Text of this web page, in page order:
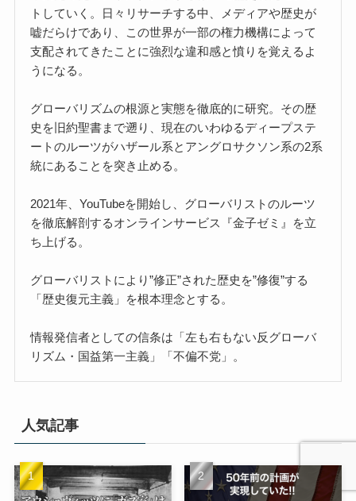
トしていく。日々リサーチする中、メディアや歴史が
嘘だらけであり、この世界が一部の権力機構によって
支配されてきたことに強烈な違和感と憤りを覚えるよ
うになる。
グローバリズムの根源と実態を徹底的に研究。その歴
史を旧約聖書まで遡り、現在のいわゆるディープステ
ートのルーツがハザール系とアングロサクソン系の2系
統にあることを突き止める。
2021年、YouTubeを開始し、グローバリストのルーツ
を徹底解剖するオンラインサービス『金子ゼミ』を立
ち上げる。
グローバリストにより”修正”された歴史を”修復”する
「歴史復元主義」を根本理念とする。
情報発信者としての信条は「左も右もない反グローバ
リズム・国益第一主義」「不偏不党」。
人気記事